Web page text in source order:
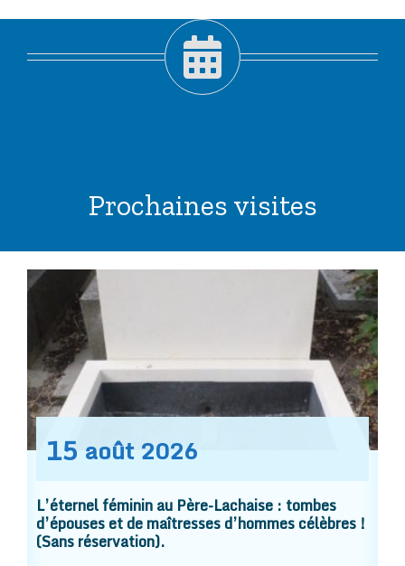
Prochaines visites
15 août 2026
L’éternel féminin au Père-Lachaise : tombes
d’épouses et de maîtresses d’hommes célèbres !
(Sans réservation).